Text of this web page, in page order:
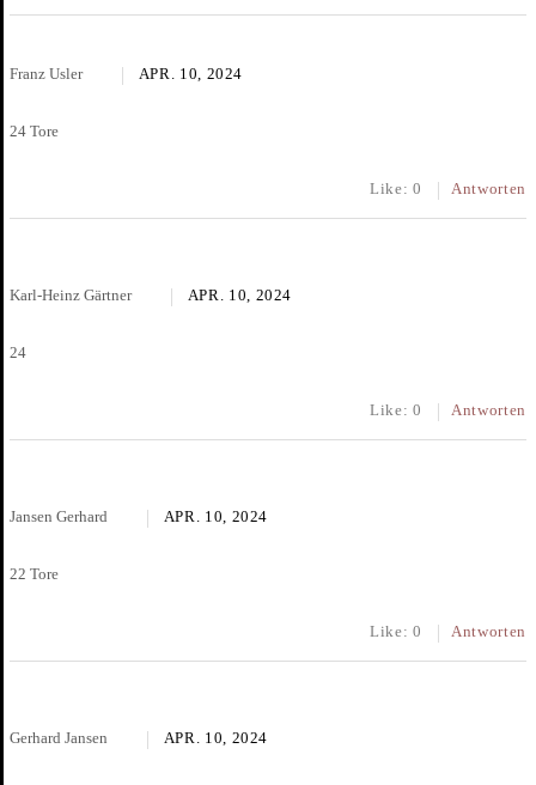
Franz Usler APR. 10, 2024
24 Tore
Like: 0 Antworten
Karl-Heinz Gärtner APR. 10, 2024
24
Like: 0 Antworten
Jansen Gerhard APR. 10, 2024
22 Tore
Like: 0 Antworten
Gerhard Jansen APR. 10, 2024